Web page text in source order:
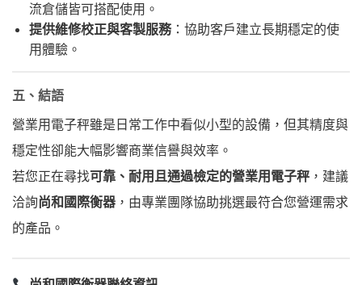
流倉儲皆可搭配使用。
提供維修校正與客製服務：協助客戶建立長期穩定的使
用體驗。
五、結語
營業用電子秤雖是日常工作中看似小型的設備，但其精度與
穩定性卻能大幅影響商業信譽與效率。
若您正在尋找可靠、耐用且通過檢定的營業用電子秤 ，建議
洽詢尚和國際衡器 ，由專業團隊協助挑選最符合您營運需求
的產品。